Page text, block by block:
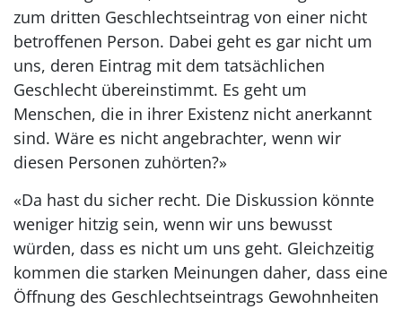
zum dritten Geschlechtseintrag von einer nicht
betroffenen Person. Dabei geht es gar nicht um
uns, deren Eintrag mit dem tatsächlichen
Geschlecht übereinstimmt. Es geht um
Menschen, die in ihrer Existenz nicht anerkannt
sind. Wäre es nicht angebrachter, wenn wir
diesen Personen zuhörten?»
«Da hast du sicher recht. Die Diskussion könnte
weniger hitzig sein, wenn wir uns bewusst
würden, dass es nicht um uns geht. Gleichzeitig
kommen die starken Meinungen daher, dass eine
Öffnung des Geschlechtseintrags Gewohnheiten